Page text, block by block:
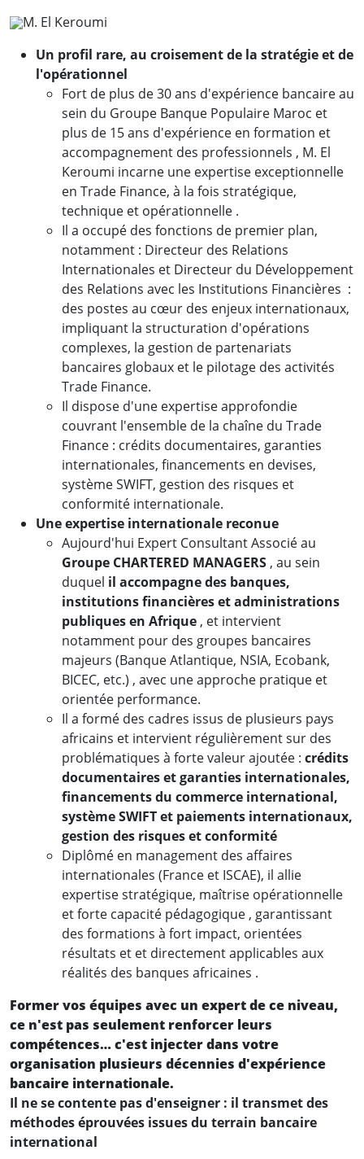
M. El Keroumi
Un profil rare, au croisement de la stratégie et de
l'opérationnel
Fort de plus de 30 ans d'expérience bancaire au
sein du Groupe Banque Populaire Maroc et
plus de 15 ans d'expérience en formation et
accompagnement des professionnels , M. El
Keroumi incarne une expertise exceptionnelle
en Trade Finance, à la fois stratégique,
technique et opérationnelle .
Il a occupé des fonctions de premier plan,
notamment : Directeur des Relations
Internationales et Directeur du Développement
des Relations avec les Institutions Financières :
des postes au cœur des enjeux internationaux,
impliquant la structuration d'opérations
complexes, la gestion de partenariats
bancaires globaux et le pilotage des activités
Trade Finance.
Il dispose d'une expertise approfondie
couvrant l'ensemble de la chaîne du Trade
Finance : crédits documentaires, garanties
internationales, financements en devises,
système SWIFT, gestion des risques et
conformité internationale.
Une expertise internationale reconue
Aujourd'hui Expert Consultant Associé au
Groupe CHARTERED MANAGERS , au sein
duquel il accompagne des banques,
institutions financières et administrations
publiques en Afrique , et intervient
notamment pour des groupes bancaires
majeurs (Banque Atlantique, NSIA, Ecobank,
BICEC, etc.) , avec une approche pratique et
orientée performance.
Il a formé des cadres issus de plusieurs pays
africains et intervient régulièrement sur des
problématiques à forte valeur ajoutée : crédits
documentaires et garanties internationales,
financements du commerce international,
système SWIFT et paiements internationaux,
gestion des risques et conformité
Diplômé en management des affaires
internationales (France et ISCAE), il allie
expertise stratégique, maîtrise opérationnelle
et forte capacité pédagogique , garantissant
des formations à fort impact, orientées
résultats et et directement applicables aux
réalités des banques africaines .
Former vos équipes avec un expert de ce niveau,
ce n'est pas seulement renforcer leurs
compétences… c'est injecter dans votre
organisation plusieurs décennies d'expérience
bancaire internationale.
Il ne se contente pas d'enseigner : il transmet des
méthodes éprouvées issues du terrain bancaire
international